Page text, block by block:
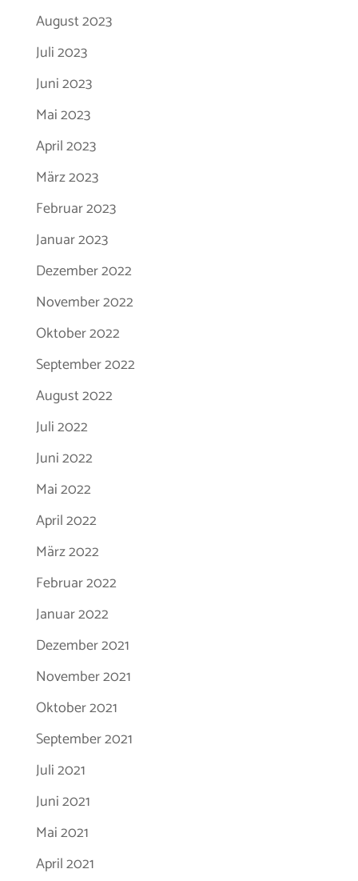
August 2023
Juli 2023
Juni 2023
Mai 2023
April 2023
März 2023
Februar 2023
Januar 2023
Dezember 2022
November 2022
Oktober 2022
September 2022
August 2022
Juli 2022
Juni 2022
Mai 2022
April 2022
März 2022
Februar 2022
Januar 2022
Dezember 2021
November 2021
Oktober 2021
September 2021
Juli 2021
Juni 2021
Mai 2021
April 2021